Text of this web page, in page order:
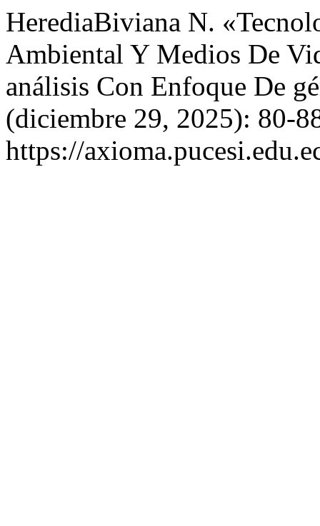
HerediaBiviana N.
Ambiental Y Medios De
análisis Con Enfoque De
(diciembre 29, 2025): 80-
https://